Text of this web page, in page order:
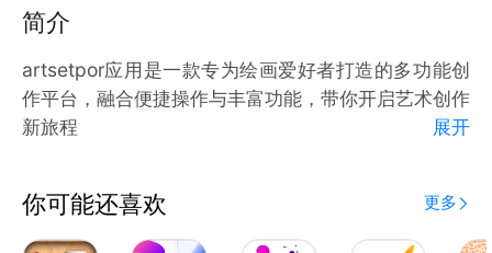
简介
artsetpor应用是一款专为绘画爱好者打造的多功能创
作平台，融合便捷操作与丰富功能，带你开启艺术创作
新旅程
次元人物，还是唯美花卉，海量线稿模版任你挑选，轻
松找到创作灵感，为绘画之旅搭建坚实起点
展开
你可能还喜欢 更多